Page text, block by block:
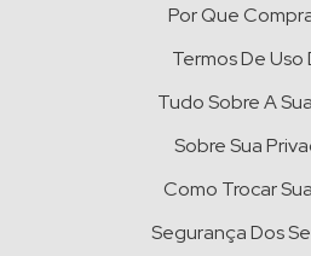
Por Que
Termos De Uso
Tudo Sobre A
Sobre Sua
Como Trocar
Segurança Dos